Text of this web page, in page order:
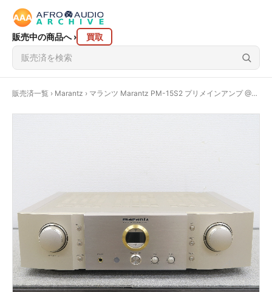
販売中の商品へ› 買取
販売済一覧 › Marantz › マランツ Marantz PM-15S2 プリメインアンプ @55291